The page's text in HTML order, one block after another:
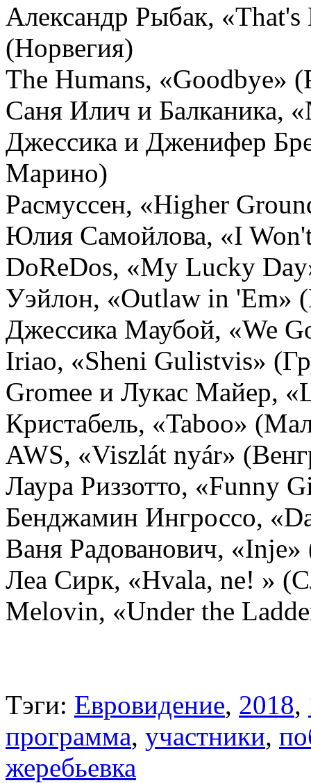
Александр Рыбак,
(Норвегия)
The Humans, «Goodbye»
Саня Илич и Балканика,
Джессика и Дженифер
Марино)
Расмуссен, «Higher
Юлия Самойлова, «I
DoReDos, «My Lucky
Уэйлон, «Outlaw in 'Em»
Джессика Маубой, «We
Iriao, «Sheni Gulistvis»
Gromee и Лукас Майер,
Кристабель, «Taboo»
AWS, «Viszlát nyár»
Лаура Риззотто, «Funny
Бенджамин Ингроссо,
Ваня Радованович, «Inje»
Леа Сирк, «Hvala, ne! »
Melovin, «Under the
Тэги: Евровидение, 2018,
программа, участники,
жеребьевка